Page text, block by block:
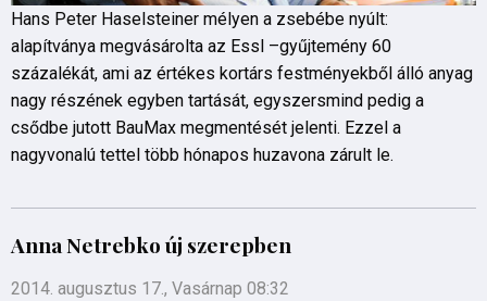
Hans Peter Haselsteiner mélyen a zsebébe nyúlt:
alapítványa megvásárolta az Essl –gyűjtemény 60
százalékát, ami az értékes kortárs festményekből álló anyag
nagy részének egyben tartását, egyszersmind pedig a
csődbe jutott BauMax megmentését jelenti. Ezzel a
nagyvonalú tettel több hónapos huzavona zárult le.
Anna Netrebko új szerepben
2014. augusztus 17., Vasárnap 08:32